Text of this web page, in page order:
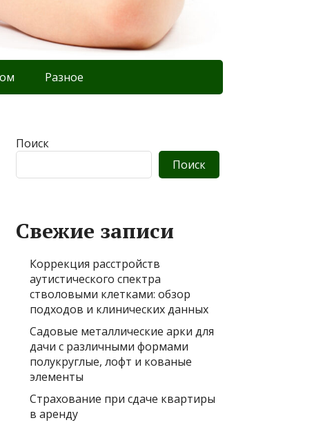
Разное
Поиск
Поиск
Свежие записи
Коррекция расстройств
аутистического спектра
стволовыми клетками: обзор
подходов и клинических данных
Садовые металлические арки для
дачи с различными формами
полукруглые, лофт и кованые
элементы
Страхование при сдаче квартиры
в аренду